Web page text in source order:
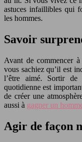
astuces infaillibles qui
les hommes.
Savoir
Avant de commencer
vous sachiez qu’il est
l’être aimé. Sortir
quotidienne est
de créer une
aussi à gagner un
Agir de façon